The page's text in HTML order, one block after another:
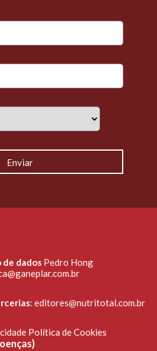
de dados Pedro Hong
: editores@nutritotal.com.br
Política de Cookies